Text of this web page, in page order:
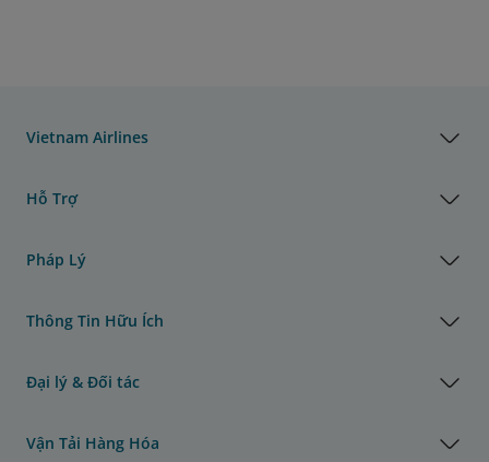
Vietnam Airlines
Hỗ Trợ
Pháp Lý
Thông Tin Hữu Ích
Đại lý & Đối tác
Vận Tải Hàng Hóa